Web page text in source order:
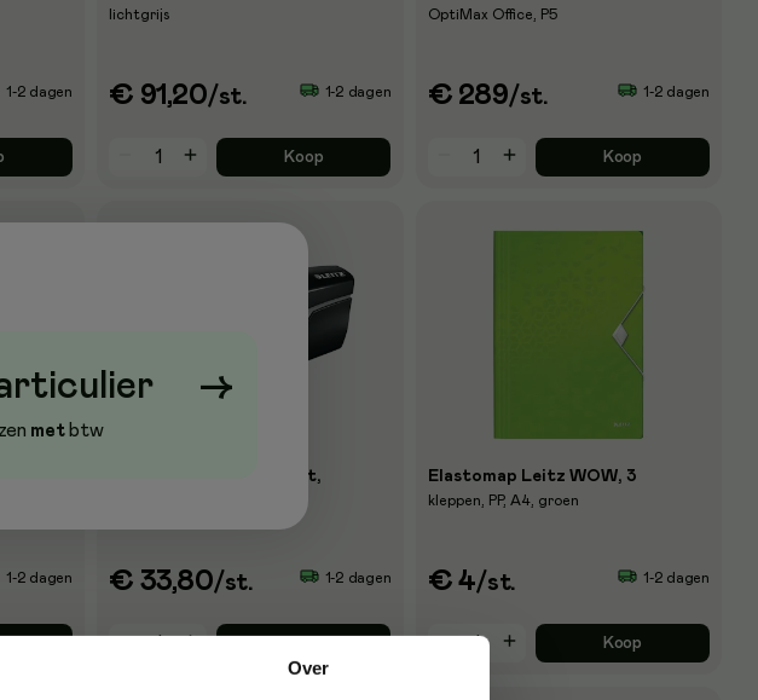
Over
1-2 dagen
lichtgrijs
€ 91,20/st. 1-2 dagen
Koop
OptiMax Office, P5
€ 289/st. 1-2 dagen
Koop
1-2 dagen
Nietmachine Leitz Nexxt,
€ 33,80/st. 1-2 dagen
Elastomap Leitz WOW, 3
kleppen, PP, A4, groen
€ 4/st. 1-2 dagen
Koop
→
metbtw